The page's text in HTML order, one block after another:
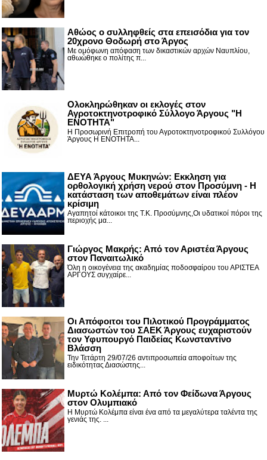
Αθώος ο συλληφθείς στα επεισόδια για τον
20χρονο Θοδωρή στο Άργος
Με ομόφωνη απόφαση των δικαστικών αρχών Ναυπλίου,
αθωώθηκε ο πολίτης π...
Ολοκληρώθηκαν οι εκλογές στον
Αγροτοκτηνοτροφικό Σύλλογο Άργους "Η
ΕΝΟΤΗΤΑ"
Η Προσωρινή Επιτροπή του Αγροτοκτηνοτροφικού Συλλόγου
Άργους Η ΕΝΟΤΗΤΑ...
ΔΕΥΑ Άργους Μυκηνών: Εκκληση για
ορθολογική χρήση νερού στον Προσύμνη - Η
κατάσταση των αποθεμάτων είναι πλέον
κρίσιμη
Αγαπητοί κάτοικοι της Τ.Κ. Προσύμνης,Οι υδατικοί πόροι της
περιοχής μα...
Γιώργος Μακρής: Από τον Αριστέα Άργους
στον Παναιτωλικό
Όλη η οικογένεια της ακαδημίας ποδοσφαίρου του ΑΡΙΣΤΕΑ
ΑΡΓΟΥΣ συγχαίρε...
Οι Απόφοιτοι του Πιλοτικού Προγράμματος
Διασωστών του ΣΑΕΚ Άργους ευχαριστούν
τον Υφυπουργό Παιδείας Κωνσταντίνο
Βλάσση
Την Τετάρτη 29/07/26 αντιπροσωπεία αποφοίτων της
ειδικότητας Διασώστης...
Μυρτώ Κολέμπα: Από τον Φείδωνα Άργους
στον Ολυμπιακό
Η Μυρτώ Κολέμπα είναι ένα από τα μεγαλύτερα ταλέντα της
γενιάς της. ...